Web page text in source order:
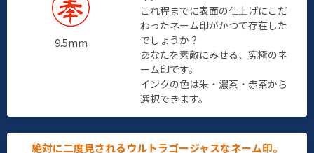
9.5mm
これ程までに表面の仕上げにこだ
わったネーム印がかつて存在した
でしょうか？
あなたを素敵にみせる、究極のネ
ーム印です。
インクの色は朱・濃茶・赤茶から
選択できます。
絶対に二度見されるウルトラゴージャスなネーム印。